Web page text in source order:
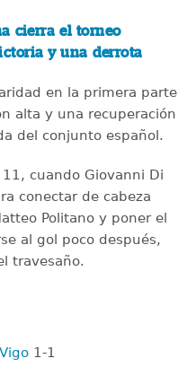
cierra el torneo
y una derrota
en la primera parte
alta y una recuperación
del conjunto español.
cuando Giovanni Di
conectar de cabeza
Politano y poner el
al gol poco después,
travesaño.
1-1